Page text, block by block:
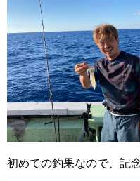
初めての釣果なので、記念